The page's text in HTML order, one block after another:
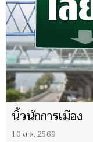
นิ้วนักการเมือง
10 ส.ค. 2569